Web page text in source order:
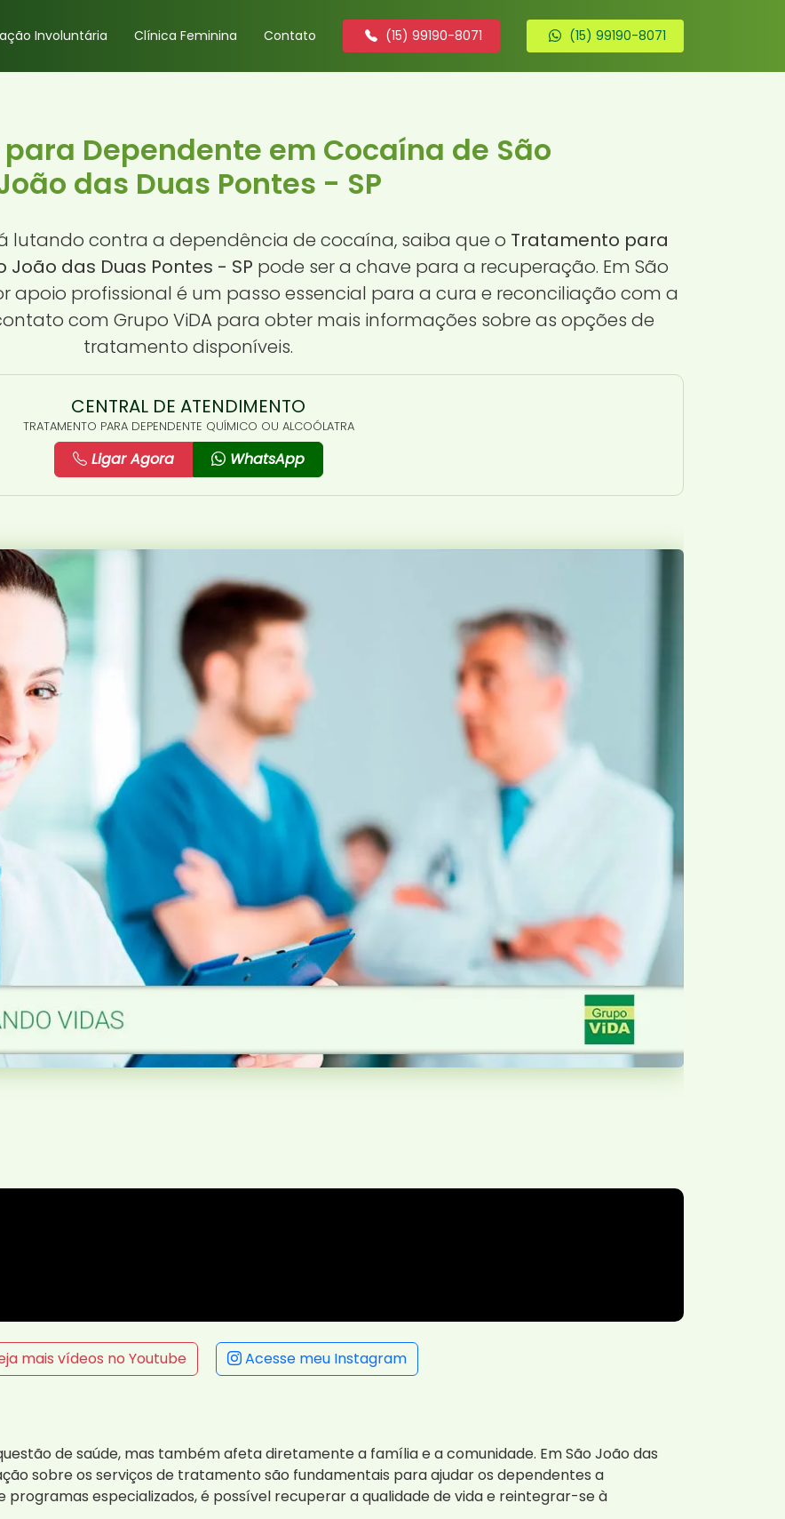
Involuntária Clínica Feminina Contato (15) 99190-8071 (15) 99190-8071
Dependente em Cocaína de São
das Duas Pontes - SP
lutando contra a dependência de cocaína, saiba que o Tratamento para
das Duas Pontes - SP pode ser a chave para a recuperação. Em São
apoio profissional é um passo essencial para a cura e reconciliação com a
com Grupo ViDA para obter mais informações sobre as opções de
tratamento disponíveis.
CENTRAL DE ATENDIMENTO
TRATAMENTO PARA DEPENDENTE QUÍMICO OU ALCOÓLATRA
Ligar Agora WhatsApp
mais vídeos no Youtube Acesse meu Instagram
de saúde, mas também afeta diretamente a família e a comunidade. Em São João das
sobre os serviços de tratamento são fundamentais para ajudar os dependentes a
especializados, é possível recuperar a qualidade de vida e reintegrar-se à